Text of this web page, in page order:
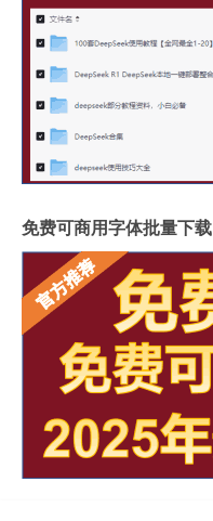
免费可商用字体批量下载